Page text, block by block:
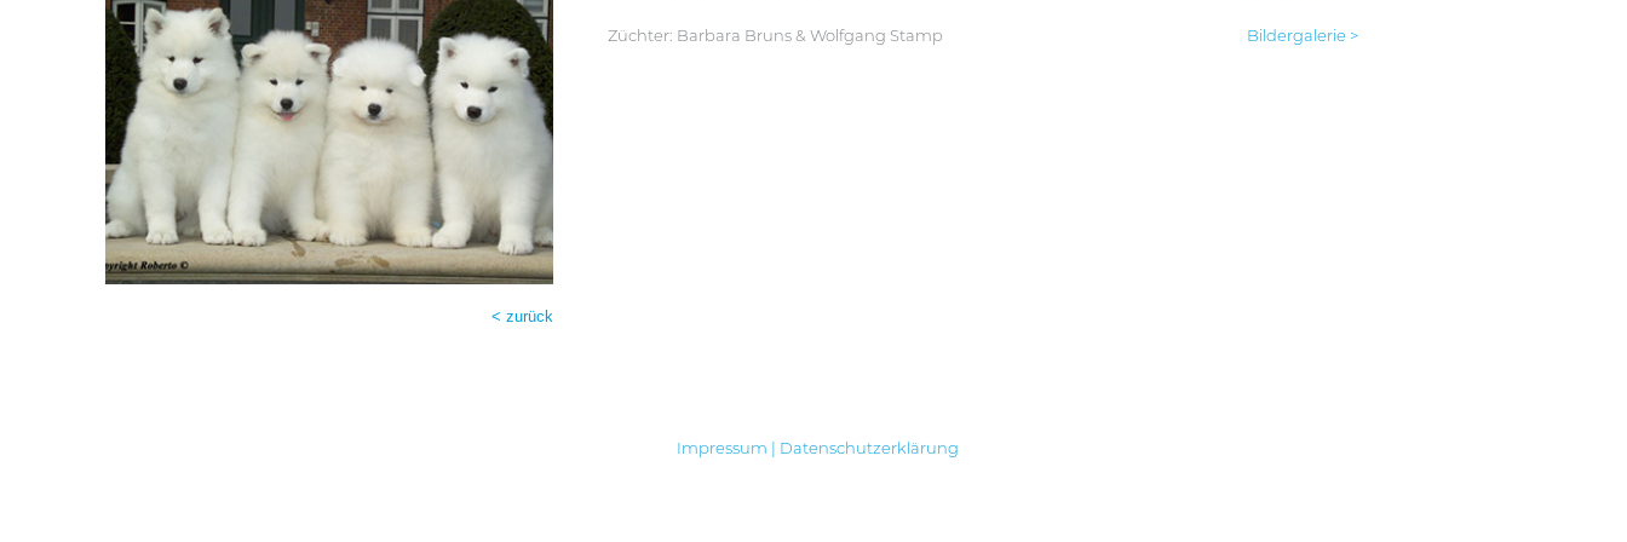
< zurück
Züchter: Barbara Bruns & Wolfgang Stamp Bildergalerie >
Impressum | Datenschutzerklärung